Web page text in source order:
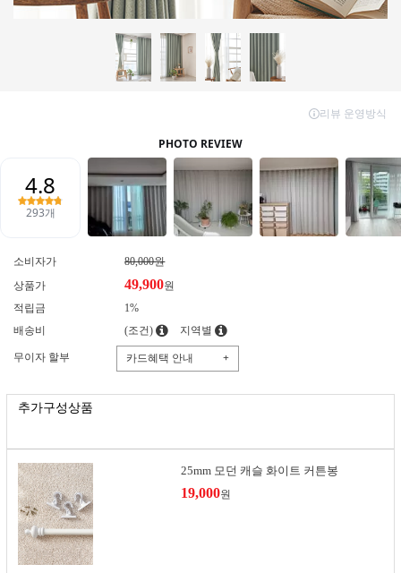
소비자가
80,000원
상품가
49,900원
적립금
1%
배송비
(조건) 지역별
무이자 할부 카드혜택 안내 +
추가구성상품
25mm 모던 캐슬 화이트 커튼봉
19,000원